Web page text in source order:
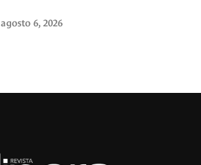
agosto 6, 2026